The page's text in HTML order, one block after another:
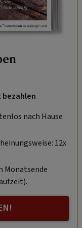
bezahlen
nach Hause
12x
Monatsende